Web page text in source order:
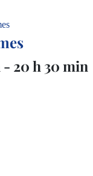
- 20 h 30 min